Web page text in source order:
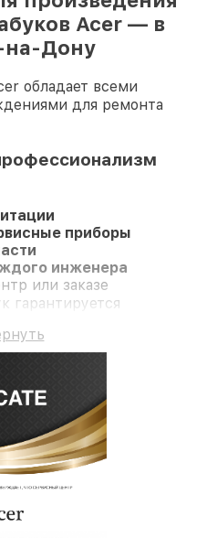
Acer — в
на-Дону
обладает всеми
для ремонта
приборы
инженера
или заказе
гарантируется